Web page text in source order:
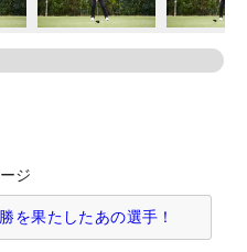
ジ
を果たしたあの選手！